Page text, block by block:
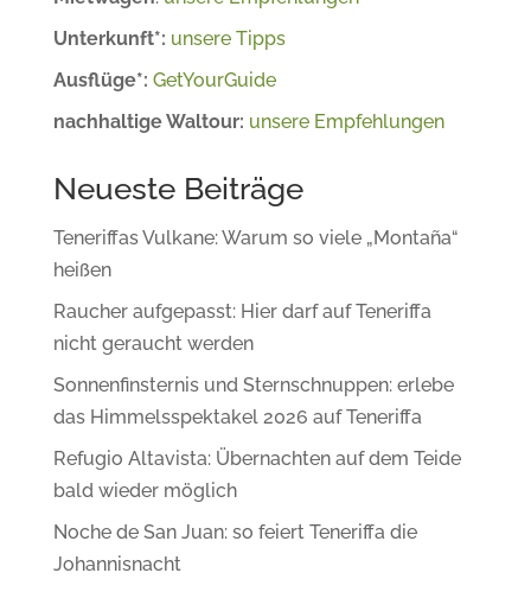
Unterkunft*: unsere Tipps
Ausflüge*: GetYourGuide
nachhaltige Waltour: unsere Empfehlungen
Neueste Beiträge
Teneriffas Vulkane: Warum so viele „Montaña“
heißen
Raucher aufgepasst: Hier darf auf Teneriffa
nicht geraucht werden
Sonnenfinsternis und Sternschnuppen: erlebe
das Himmelsspektakel 2026 auf Teneriffa
Refugio Altavista: Übernachten auf dem Teide
bald wieder möglich
Noche de San Juan: so feiert Teneriffa die
Johannisnacht